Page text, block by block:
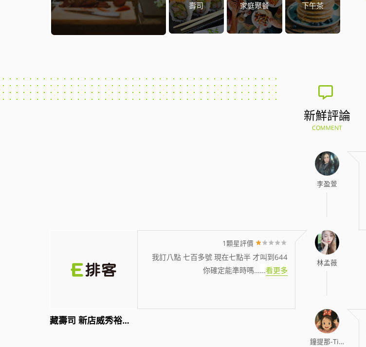
壽司 家庭聚餐 下午茶
新鮮評論
COMMENT
李盈萱
林孟薇
1顆星評價
我訂八點 七百多號 現在七點半 才叫到644
你確定能準時嗎…...看更多
藏壽司 新店威秀裕隆店
鐘提那-Tina